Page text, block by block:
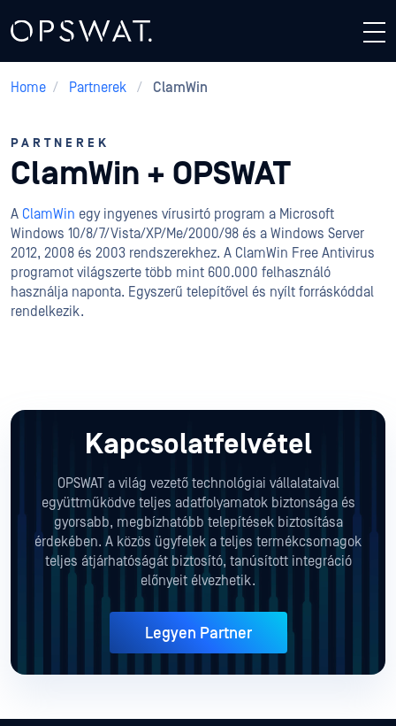
Home / Partnerek / ClamWin
PARTNEREK
ClamWin + OPSWAT
A ClamWin egy ingyenes vírusirtó program a Microsoft
Windows 10/8/7/Vista/XP/Me/2000/98 és a Windows Server
2012, 2008 és 2003 rendszerekhez. A ClamWin Free Antivirus
programot világszerte több mint 600.000 felhasználó
használja naponta. Egyszerű telepítővel és nyílt forráskóddal
rendelkezik.
Kapcsolatfelvétel
OPSWAT a világ vezető technológiai vállalataival
együttműködve teljes adatfolyamatok biztonsága és
gyorsabb, megbízhatóbb telepítések biztosítása
érdekében. A közös ügyfelek a teljes termékcsomagok
teljes átjárhatóságát biztosító, tanúsított integráció
előnyeit élvezhetik.
Legyen Partner